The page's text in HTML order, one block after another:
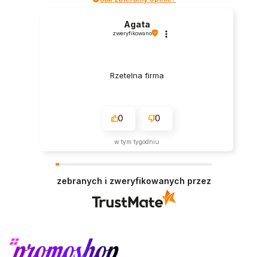
Agata
zweryfikowano
Rzetelna firma
0 0
w tym tygodniu
zebranych i zweryfikowanych przez